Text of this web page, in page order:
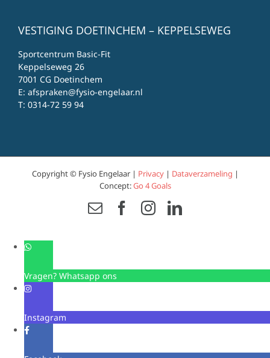
VESTIGING DOETINCHEM – KEPPELSEWEG
Sportcentrum Basic-Fit
Keppelseweg 26
7001 CG Doetinchem
E: afspraken@fysio-engelaar.nl
T: 0314-72 59 94
Copyright © Fysio Engelaar | Privacy| Dataverzameling |
Concept:Go 4 Goals
Email Facebook
Instagram
LinkedIn
Vragen? Whatsapp ons
Instagram